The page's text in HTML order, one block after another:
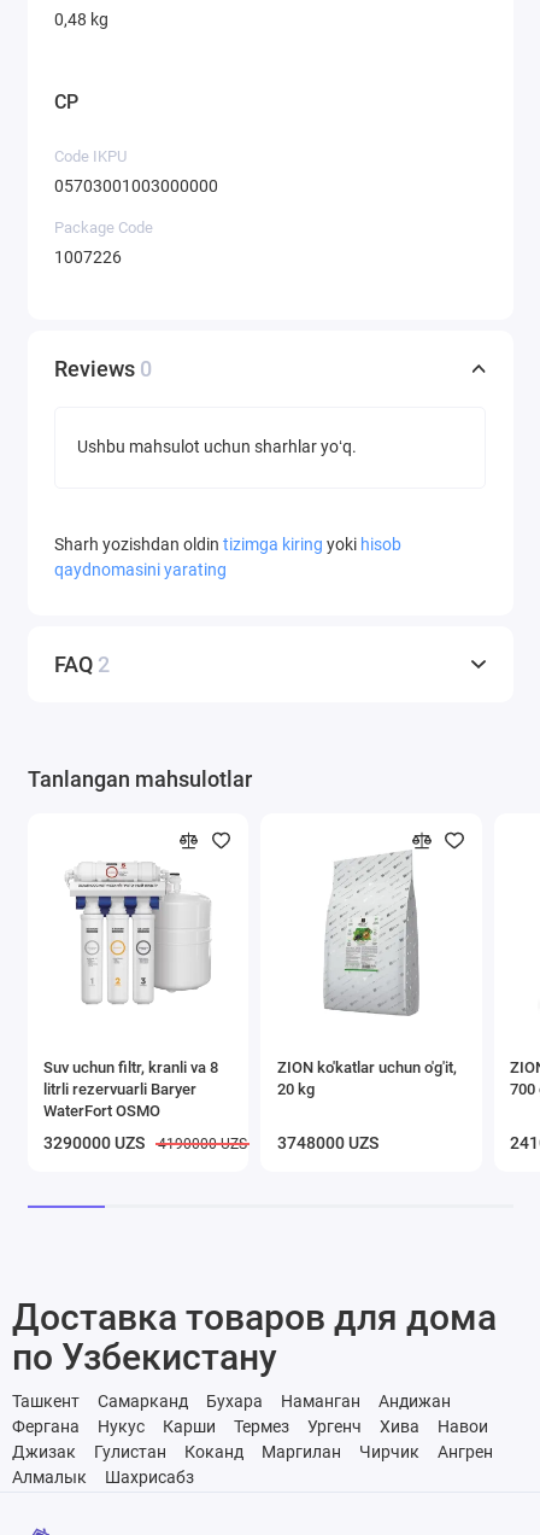
0,48 kg
CP
Code IKPU
05703001003000000
Package Code
1007226
Reviews 0
Ushbu mahsulot uchun sharhlar yoʻq.
Sharh yozishdan oldin tizimga kiring yoki hisob
qaydnomasini yarating
FAQ 2
Tanlangan mahsulotlar
Suv uchun filtr, kranli va 8
litrli rezervuarli Baryer
WaterFort OSMO
3290000 UZS 4190000 UZS
ZION ko'katlar uchun o'g'it,
20 kg
3748000 UZS
700
Доставка товаров для дома
по Узбекистану
Ташкент Самарканд Бухара Наманган
Андижан
Фергана
Нукус Карши Термез Ургенч Хива
Навои
Джизак
Гулистан Коканд Маргилан Чирчик
Ангрен
Алмалык
Шахрисабз